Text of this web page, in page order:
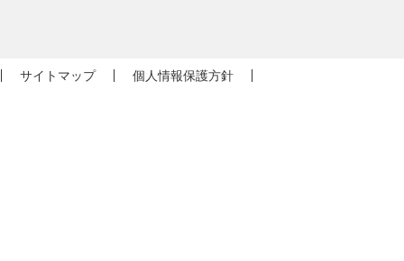
サイトマップ 個人情報保護方針